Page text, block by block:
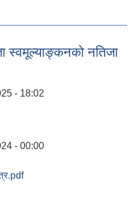
स्वमूल्याङ्कनको नतिजा
- 18:02
- 00:00